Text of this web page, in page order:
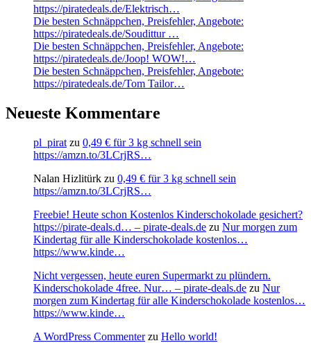
https://piratedeals.de/Elektrisch…
Die besten Schnäppchen, Preisfehler, Angebote:
https://piratedeals.de/Soudittur …
Die besten Schnäppchen, Preisfehler, Angebote:
https://piratedeals.de/Joop! WOW!…
Die besten Schnäppchen, Preisfehler, Angebote:
https://piratedeals.de/Tom Tailor…
Neueste Kommentare
pl_pirat zu 0,49 € für 3 kg schnell sein
https://amzn.to/3LCrjRS…
Nalan Hizlitürk zu 0,49 € für 3 kg schnell sein
https://amzn.to/3LCrjRS…
Freebie! Heute schon Kostenlos Kinderschokolade gesichert?
https://pirate-deals.d… – pirate-deals.de zu Nur morgen zum
Kindertag für alle Kinderschokolade kostenlos…
https://www.kinde…
Nicht vergessen, heute euren Supermarkt zu plündern.
Kinderschokolade 4free. Nur… – pirate-deals.de zu Nur
morgen zum Kindertag für alle Kinderschokolade kostenlos…
https://www.kinde…
A WordPress Commenterzu Hello world!